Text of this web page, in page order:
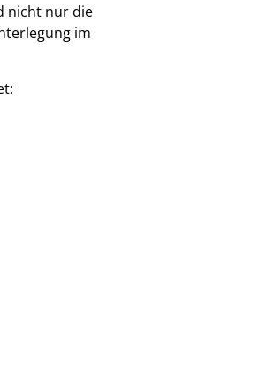
nicht nur die
im